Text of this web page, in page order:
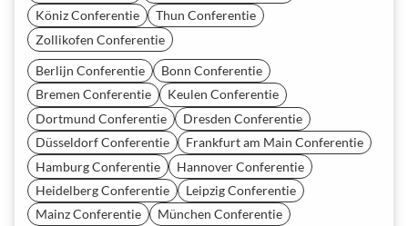
Köniz Conferentie
Thun Conferentie
Zollikofen Conferentie
Berlijn Conferentie
Bonn Conferentie
Bremen Conferentie
Keulen Conferentie
Dortmund Conferentie
Dresden Conferentie
Düsseldorf Conferentie
Frankfurt am Main Conferentie
Hamburg Conferentie
Hannover Conferentie
Heidelberg Conferentie
Leipzig Conferentie
Mainz Conferentie
München Conferentie